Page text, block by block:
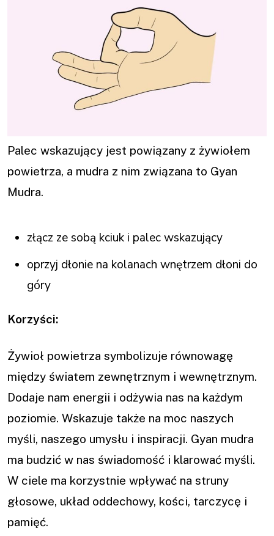
Palec wskazujący jest powiązany z żywiołem
powietrza, a mudra z nim związana to Gyan
Mudra.
złącz ze sobą kciuk i palec wskazujący
oprzyj dłonie na kolanach wnętrzem dłoni do
góry
Korzyści:
Żywioł powietrza symbolizuje równowagę
między światem zewnętrznym i wewnętrznym.
Dodaje nam energii i odżywia nas na każdym
poziomie. Wskazuje także na moc naszych
myśli, naszego umysłu i inspiracji. Gyan mudra
ma budzić w nas świadomość i klarować myśli.
W ciele ma korzystnie wpływać na struny
głosowe, układ oddechowy, kości, tarczycę i
pamięć.